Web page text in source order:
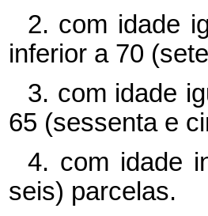
2. com idade
inferior a 70
3. com idade
65 (sessenta e
4. com idade
seis) parcelas.